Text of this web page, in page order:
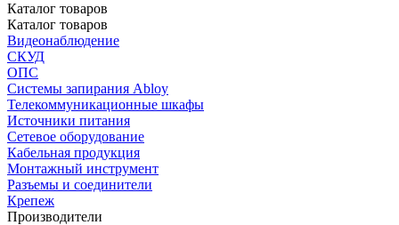
Каталог товаров
Каталог товаров
Видеонаблюдение
СКУД
ОПС
Системы запирания Abloy
Телекоммуникационные шкафы
Источники питания
Сетевое оборудование
Кабельная продукция
Монтажный инструмент
Разъемы и соединители
Крепеж
Производители